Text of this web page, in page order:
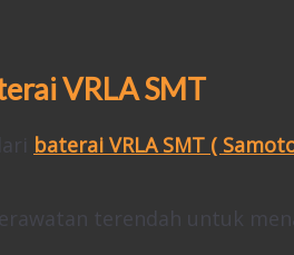
VRLA SMT
baterai VRLA SMT (
terendah untuk